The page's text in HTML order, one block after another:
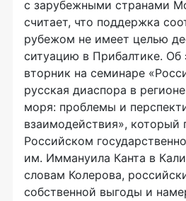
с зарубежными странами
считает, что поддержка
рубежом не имеет целью
ситуацию в Прибалтике. Об
вторник на семинаре
русская диаспора в
моря: проблемы и
взаимодействия», который
Российском
им. Иммануила Канта в
словам Колерова,
собственной выгоды и